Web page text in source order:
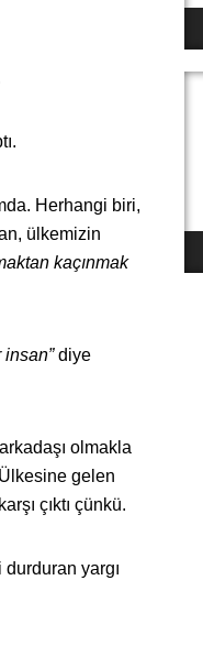
Herhangi biri,
ülkemizin
kaçınmak
diye
olmakla
gelen
çıktı çünkü.
yargı